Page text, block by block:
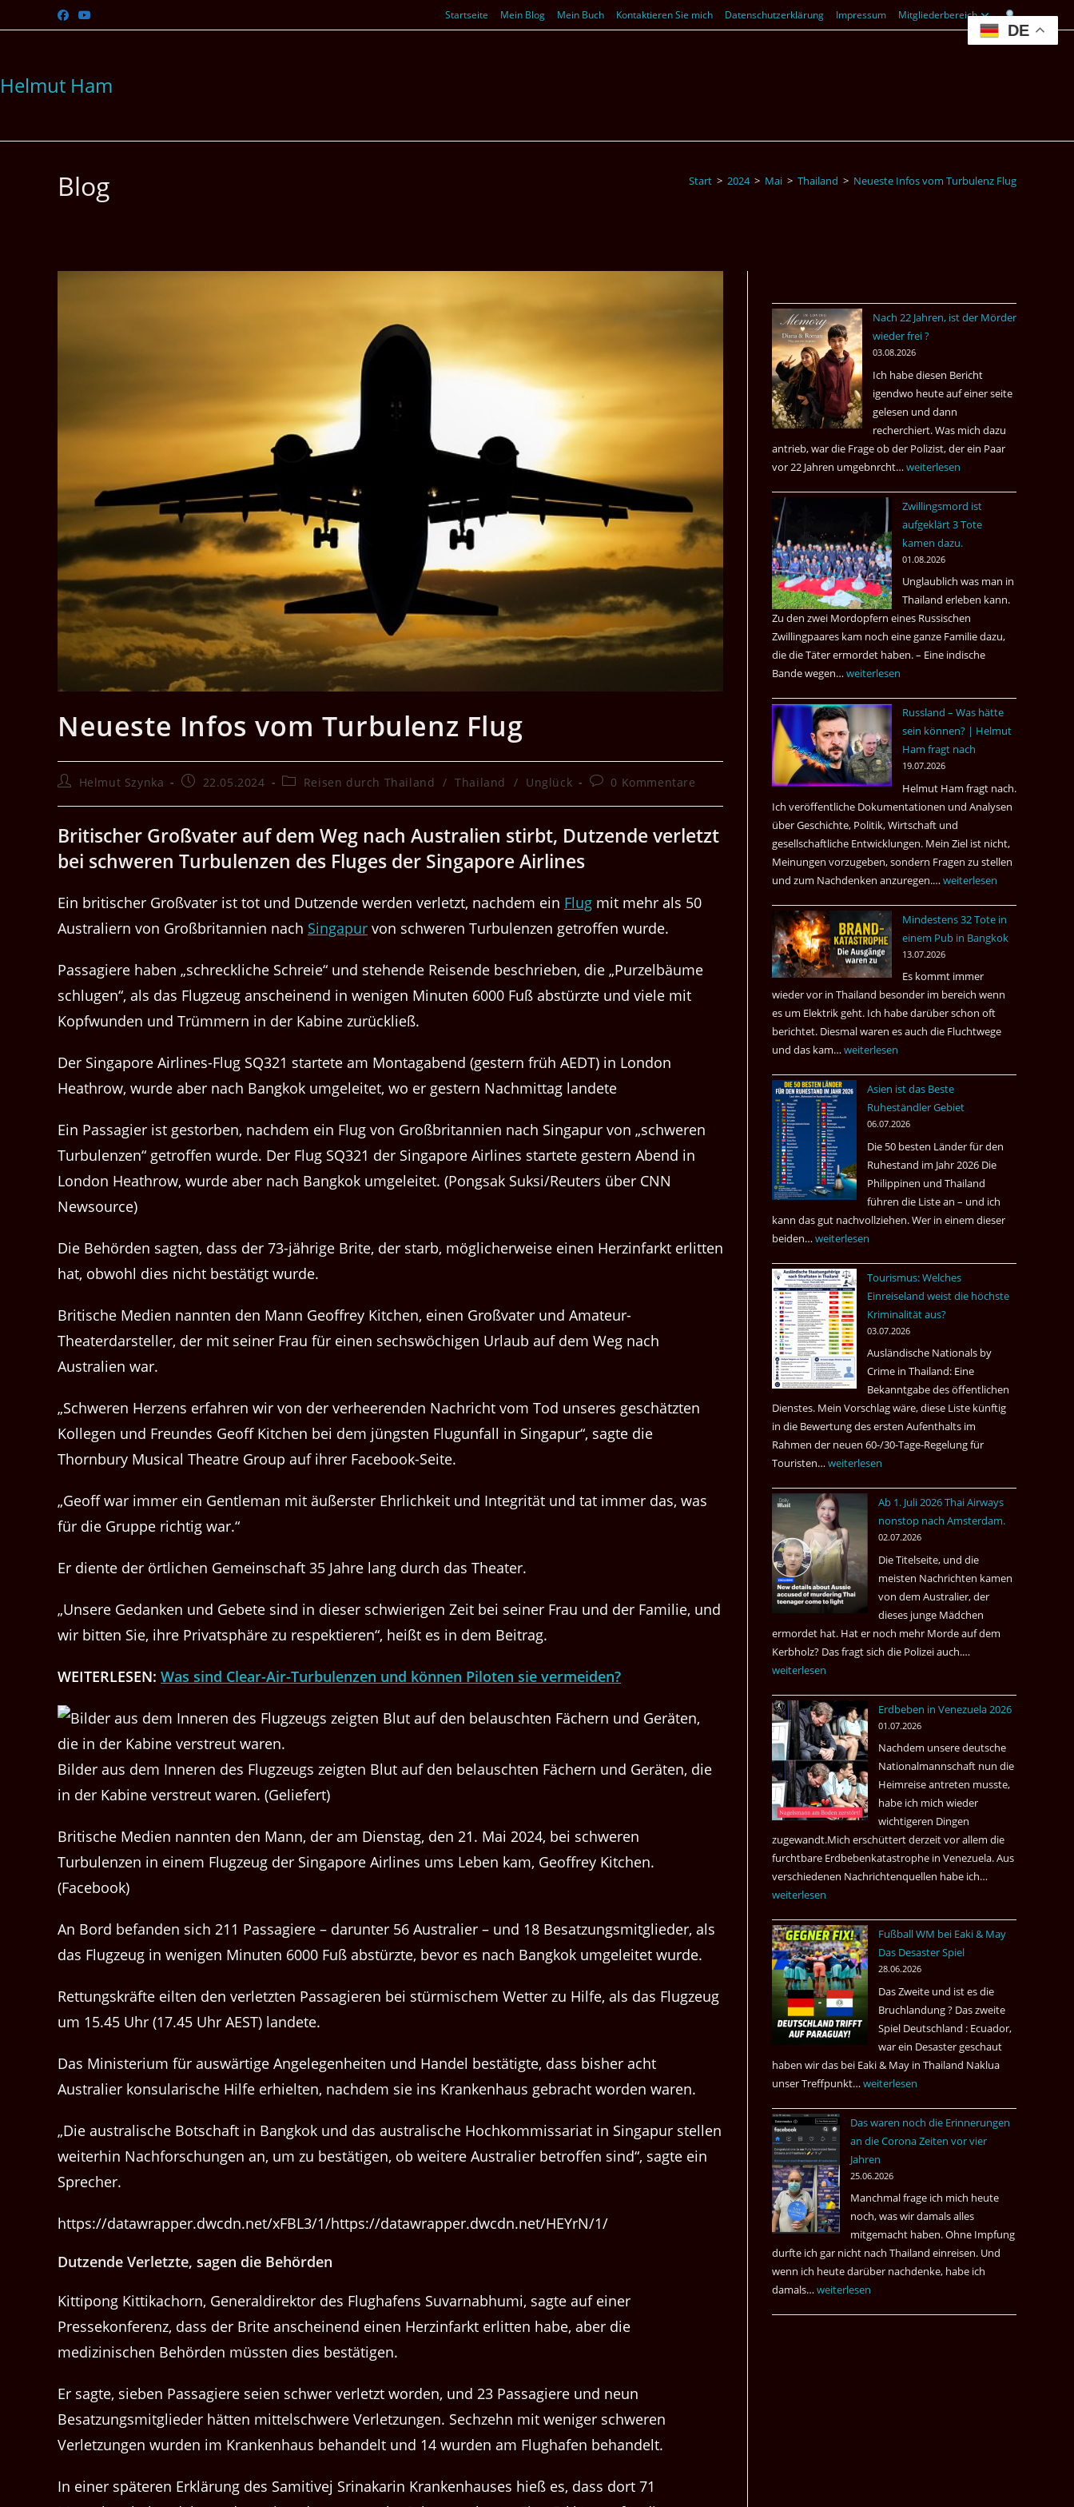
Inhalt
Startseite Mein Blog Mein Buch Kontaktieren Sie mich Datenschutzerklärung Impressum Mitgliederbereich
Helmut Ham
Blog Start > 2024 > Mai > Thailand > Neueste Infos vom Turbulenz Flug
Neueste Infos vom Turbulenz Flug
Beitrags-
Helmut Szynka
Beitrag22.05.2024
Beitrags-
Reisen durch Thailand / Thailand / Unglück
Beitrags-
0 Kommentare
Britischer Großvater auf dem Weg nach Australien stirbt, Dutzende verletzt
bei schweren Turbulenzen des Fluges der Singapore Airlines
Ein britischer Großvater ist tot und Dutzende werden verletzt, nachdem ein Flug mit mehr als 50
Australiern von Großbritannien nach Singapur von schweren Turbulenzen getroffen wurde.
Passagiere haben „schreckliche Schreie“ und stehende Reisende beschrieben, die „Purzelbäume
schlugen“, als das Flugzeug anscheinend in wenigen Minuten 6000 Fuß abstürzte und viele mit
Kopfwunden und Trümmern in der Kabine zurückließ.
Der Singapore Airlines-Flug SQ321 startete am Montagabend (gestern früh AEDT) in London
Heathrow, wurde aber nach Bangkok umgeleitet, wo er gestern Nachmittag landete
Ein Passagier ist gestorben, nachdem ein Flug von Großbritannien nach Singapur von „schweren
Turbulenzen“ getroffen wurde. Der Flug SQ321 der Singapore Airlines startete gestern Abend in
London Heathrow, wurde aber nach Bangkok umgeleitet. (Pongsak Suksi/Reuters über CNN
Newsource)
Die Behörden sagten, dass der 73-jährige Brite, der starb, möglicherweise einen Herzinfarkt erlitten
hat, obwohl dies nicht bestätigt wurde.
Britische Medien nannten den Mann Geoffrey Kitchen, einen Großvater und Amateur-
Theaterdarsteller, der mit seiner Frau für einen sechswöchigen Urlaub auf dem Weg nach
Australien war.
„Schweren Herzens erfahren wir von der verheerenden Nachricht vom Tod unseres geschätzten
Kollegen und Freundes Geoff Kitchen bei dem jüngsten Flugunfall in Singapur“, sagte die
Thornbury Musical Theatre Group auf ihrer Facebook-Seite.
„Geoff war immer ein Gentleman mit äußerster Ehrlichkeit und Integrität und tat immer das, was
für die Gruppe richtig war.“
Er diente der örtlichen Gemeinschaft 35 Jahre lang durch das Theater.
„Unsere Gedanken und Gebete sind in dieser schwierigen Zeit bei seiner Frau und der Familie, und
wir bitten Sie, ihre Privatsphäre zu respektieren“, heißt es in dem Beitrag.
WEITERLESEN: Was sind Clear-Air-Turbulenzen und können Piloten sie vermeiden?
Bilder aus dem Inneren des Flugzeugs zeigten Blut auf den belauschten Fächern und Geräten, die
in der Kabine verstreut waren. (Geliefert)
Britische Medien nannten den Mann, der am Dienstag, den 21. Mai 2024, bei schweren
Turbulenzen in einem Flugzeug der Singapore Airlines ums Leben kam, Geoffrey Kitchen.
(Facebook)
An Bord befanden sich 211 Passagiere – darunter 56 Australier – und 18 Besatzungsmitglieder, als
das Flugzeug in wenigen Minuten 6000 Fuß abstürzte, bevor es nach Bangkok umgeleitet wurde.
Rettungskräfte eilten den verletzten Passagieren bei stürmischem Wetter zu Hilfe, als das Flugzeug
um 15.45 Uhr (17.45 Uhr AEST) landete.
Das Ministerium für auswärtige Angelegenheiten und Handel bestätigte, dass bisher acht
Australier konsularische Hilfe erhielten, nachdem sie ins Krankenhaus gebracht worden waren.
„Die australische Botschaft in Bangkok und das australische Hochkommissariat in Singapur stellen
weiterhin Nachforschungen an, um zu bestätigen, ob weitere Australier betroffen sind“, sagte ein
Sprecher.
https://datawrapper.dwcdn.net/xFBL3/1/https://datawrapper.dwcdn.net/HEYrN/1/
Dutzende Verletzte, sagen die Behörden
Kittipong Kittikachorn, Generaldirektor des Flughafens Suvarnabhumi, sagte auf einer
Pressekonferenz, dass der Brite anscheinend einen Herzinfarkt erlitten habe, aber die
medizinischen Behörden müssten dies bestätigen.
Er sagte, sieben Passagiere seien schwer verletzt worden, und 23 Passagiere und neun
Besatzungsmitglieder hätten mittelschwere Verletzungen. Sechzehn mit weniger schweren
Verletzungen wurden im Krankenhaus behandelt und 14 wurden am Flughafen behandelt.
In einer späteren Erklärung des Samitivej Srinakarin Krankenhauses hieß es, dass dort 71
Nach 22 Jahren, ist der Mörder
wieder frei ?
03.08.2026
Ich habe diesen Bericht
igendwo heute auf einer seite
gelesen und dann
recherchiert. Was mich dazu
antrieb, war die Frage ob der Polizist, der ein Paar
vor 22 Jahren umgebnrcht… Nach
Jahren,
ist
der
Mörder
wieder
frei
?
weiterlesen
Zwillingsmord ist
aufgeklärt 3 Tote
kamen dazu.
01.08.2026
Unglaublich was man in
Thailand erleben kann.
Zu den zwei Mordopfern eines Russischen
Zwillingpaares kam noch eine ganze Familie dazu,
die die Täter ermordet haben. – Eine indische
Bande wegen…Zwillingsmord
aufgeklärt
3
Tote
kamen
weiterlesen
Russland – Was hätte
sein können? | Helmut
Ham fragt nach
19.07.2026
Helmut Ham fragt nach.
Ich veröffentliche Dokumentationen und Analysen
über Geschichte, Politik, Wirtschaft und
gesellschaftliche Entwicklungen. Mein Ziel ist nicht,
Meinungen vorzugeben, sondern Fragen zu stellen
und zum Nachdenken anzuregen.… Russland
Was
hätte
sein
können?
|
Helmut
Ham
nach
weiterlesen
Mindestens 32 Tote in
einem Pub in Bangkok
13.07.2026
Es kommt immer
wieder vor in Thailand besonder im bereich wenn
es um Elektrik geht. Ich habe darüber schon oft
berichtet. Diesmal waren es auch die Fluchtwege
und das kam…Mindestens
Tote
einem
in
Bangkok
weiterlesen
Asien ist das Beste
Ruheständler Gebiet
06.07.2026
Die 50 besten Länder für den
Ruhestand im Jahr 2026 Die
Philippinen und Thailand
führen die Liste an – und ich
kann das gut nachvollziehen. Wer in einem dieser
beiden… Asien
das
Beste
Ruheständler
Gebiet
weiterlesen
Tourismus: Welches
Einreiseland weist die höchste
Kriminalität aus?
03.07.2026
Ausländische Nationals by
Crime in Thailand: Eine
Bekanntgabe des öffentlichen
Dienstes. Mein Vorschlag wäre, diese Liste künftig
in die Bewertung des ersten Aufenthalts im
Rahmen der neuen 60-/30-Tage-Regelung für
Touristen…Tourismus:
Einreiseland
weist
die
höchste
Kriminalität
aus?
weiterlesen
Ab 1. Juli 2026 Thai Airways
nonstop nach Amsterdam.
02.07.2026
Die Titelseite, und die
meisten Nachrichten kamen
von dem Australier, der
dieses junge Mädchen
ermordet hat. Hat er noch mehr Morde auf dem
Kerbholz? Das fragt sich die Polizei auch.…
Juli
2026
Airways
nonstop
nach
Amsterdam.
weiterlesen
Erdbeben in Venezuela 2026
01.07.2026
Nachdem unsere deutsche
Nationalmannschaft nun die
Heimreise antreten musste,
habe ich mich wieder
wichtigeren Dingen
zugewandt.Mich erschüttert derzeit vor allem die
furchtbare Erdbebenkatastrophe in Venezuela. Aus
verschiedenen Nachrichtenquellen habe ich…
Venezuela
2026
weiterlesen
Fußball WM bei Eaki & May
Das Desaster Spiel
28.06.2026
Das Zweite und ist es die
Bruchlandung ? Das zweite
Spiel Deutschland : Ecuador,
war ein Desaster geschaut
haben wir das bei Eaki & May in Thailand Naklua
unser Treffpunkt… Fußball
bei
Eaki
&
May
Das
Desaster
Spiel
weiterlesen
Das waren noch die Erinnerungen
an die Corona Zeiten vor vier
Jahren
25.06.2026
Manchmal frage ich mich heute
noch, was wir damals alles
mitgemacht haben. Ohne Impfung
durfte ich gar nicht nach Thailand einreisen. Und
wenn ich heute darüber nachdenke, habe ich
damals…Das
weiterlesen
DE